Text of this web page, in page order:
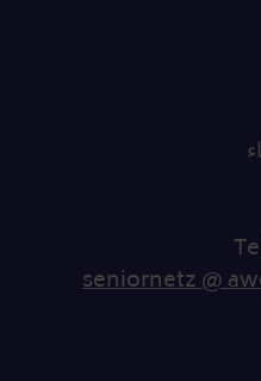
seniornetz @